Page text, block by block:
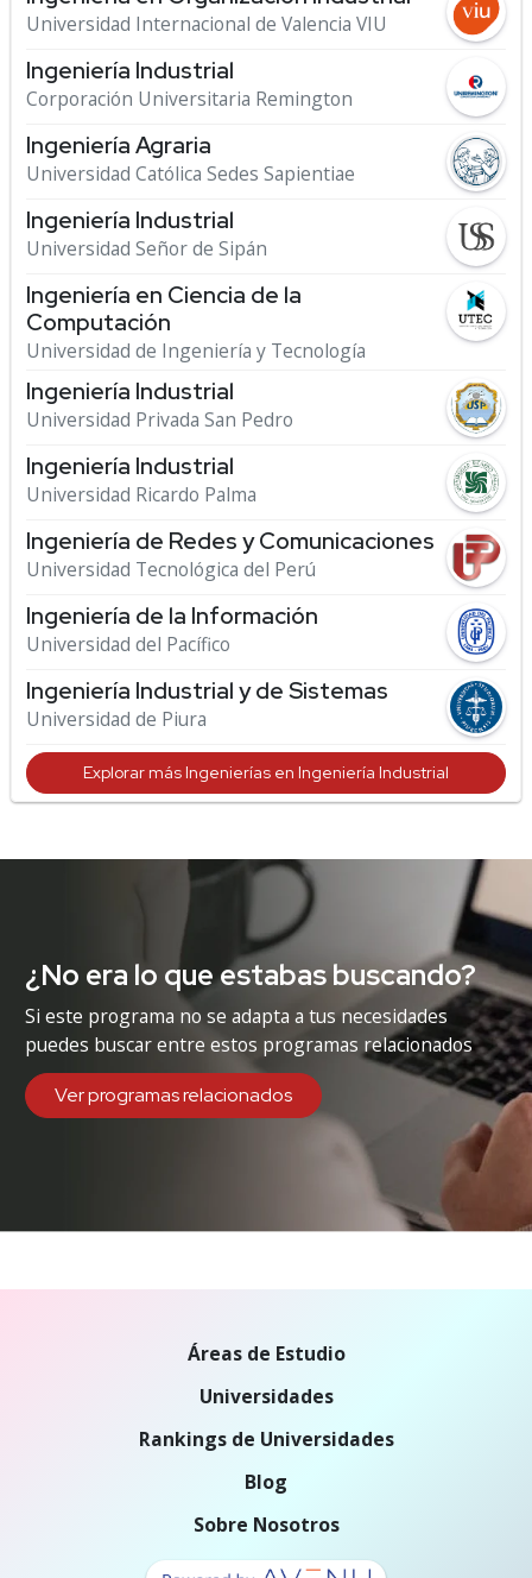
Universidad Internacional de Valencia VIU
Ingeniería Industrial
Corporación Universitaria Remington
Ingeniería Agraria
Universidad Católica Sedes Sapientiae
Ingeniería Industrial
Universidad Señor de Sipán
Ingeniería en Ciencia de la
Computación
Universidad de Ingeniería y Tecnología
Ingeniería Industrial
Universidad Privada San Pedro
Ingeniería Industrial
Universidad Ricardo Palma
Ingeniería de Redes y Comunicaciones
Universidad Tecnológica del Perú
Ingeniería de la Información
Universidad del Pacífico
Ingeniería Industrial y de Sistemas
Universidad de Piura
Explorar más Ingenierías en Ingeniería Industrial
¿No era lo que estabas buscando?
Si este programa no se adapta a tus necesidades
puedes buscar entre estos programas relacionados
Ver programas relacionados
Áreas de Estudio
Universidades
Rankings de Universidades
Blog
Sobre Nosotros